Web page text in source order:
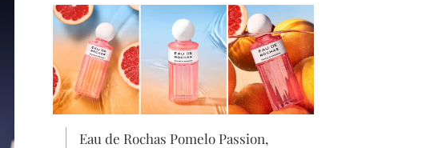
Eau de Rochas Pomelo Passion,